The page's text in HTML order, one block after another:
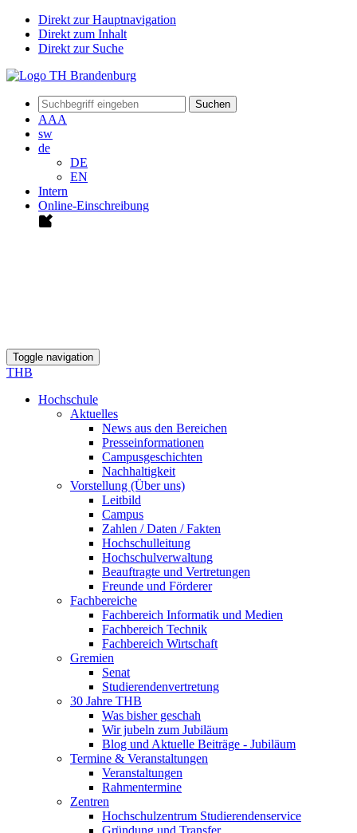
Direkt zur Hauptnavigation
Direkt zum Inhalt
Direkt zur Suche
Suchen
AAA
sw
de
DE
EN
Intern
Online-Einschreibung
Toggle navigation
THB
Hochschule
Aktuelles
News aus den Bereichen
Presseinformationen
Campusgeschichten
Nachhaltigkeit
Vorstellung (Über uns)
Leitbild
Campus
Zahlen / Daten / Fakten
Hochschulleitung
Hochschulverwaltung
Beauftragte und Vertretungen
Freunde und Förderer
Fachbereiche
Fachbereich Informatik und Medien
Fachbereich Technik
Fachbereich Wirtschaft
Gremien
Senat
Studierendenvertretung
30 Jahre THB
Was bisher geschah
Wir jubeln zum Jubiläum
Blog und Aktuelle Beiträge - Jubiläum
Termine & Veranstaltungen
Veranstaltungen
Rahmentermine
Zentren
Hochschulzentrum Studierendenservice
Gründung und Transfer